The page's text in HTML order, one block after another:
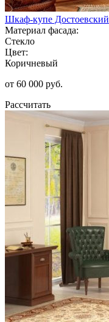
Шкаф-купе Достоевский
Материал фасада:
Стекло
Цвет:
Коричневый
от 60 000 руб.
Рассчитать